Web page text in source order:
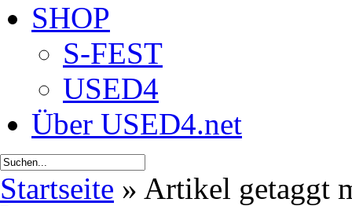
SHOP
S-FEST
USED4
Über USED4.net
Startseite » Artikel getaggt